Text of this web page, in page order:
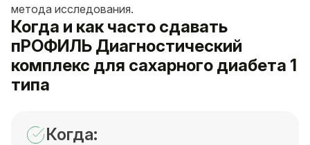
метода исследования.
Когда и как часто сдавать
пРОФИЛЬ Диагностический
комплекс для сахарного диабета 1
типа
Когда: